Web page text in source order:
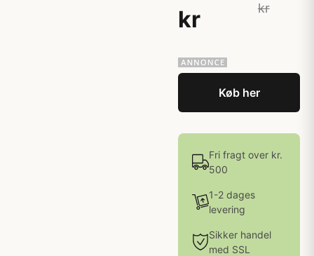
kr
kr
Køb her
Fri fragt over kr.
500
1-2 dages
levering
Sikker handel
med SSL